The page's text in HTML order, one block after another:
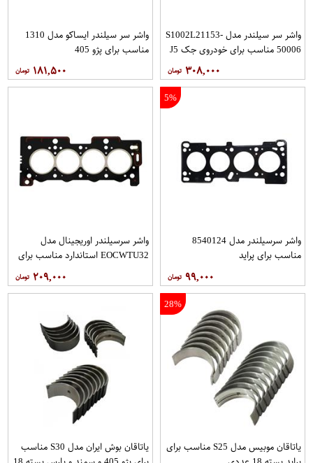
واشر سر سیلندر مدل S1002L21153-
50006 مناسب برای خودروی جک J5
۳۰۸,۰۰۰
واشر سر سیلندر ایساکو مدل 1310
مناسب برای پژو 405
۱۸۱,۵۰۰
5%
واشر سرسیلندر مدل 8540124
مناسب برای پراید
۹۹,۰۰۰
واشر سرسیلندر اوریجینال مدل
EOCWTU32 استاندارد مناسب برای
۲۰۹,۰۰۰
28%
یاتاقان موبیس مدل S25 مناسب برای
یاتاقان بوش ایران مدل S30 مناسب